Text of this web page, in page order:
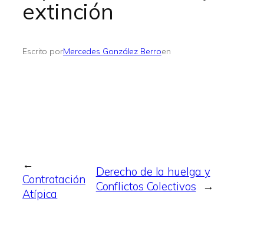
extinción
Escrito porMercedes González Berroen
←
Contratación
Atípica
Derecho de la huelga y
Conflictos Colectivos
→